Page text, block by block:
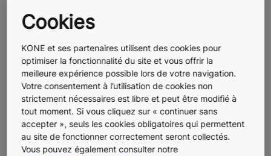
Facilité de maintenance : choisissez un système
distance
Intégration dans la maintenance globale : certains
modèles, comme ceux de KONE, permettent
d’intégrer la téléalarme dans un dispositif de
supervision connectée (KONE 24/7 Connect)
Un bon équipement ne se limite pas à répondre à
l’obligation légale : il doit aussi garantir la sécurité des
Cookies
KONE et ses partenaires utilisent des cookies pour
optimiser la fonctionnalité du site et vous offrir la
meilleure expérience possible lors de votre navigation.
Votre consentement à l’utilisation de cookies non
strictement nécessaires est libre et peut être modifié à
tout moment. Si vous cliquez sur « continuer sans
accepter », seuls les cookies obligatoires qui permettent
au site de fonctionner correctement seront collectés.
Vous pouvez également consulter notre